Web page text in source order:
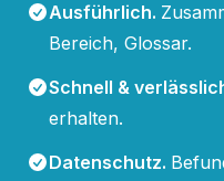
Ausführlich.
Bereich, Glossar.
Schnell &
erhalten.
Datenschutz.